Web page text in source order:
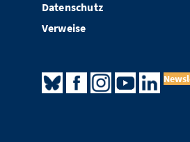
Datenschutz
Verweise